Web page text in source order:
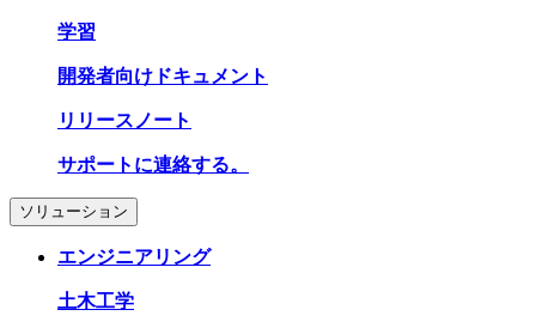
学習
開発者向けドキュメント
リリースノート
サポートに連絡する。
ソリューション
エンジニアリング
土木工学